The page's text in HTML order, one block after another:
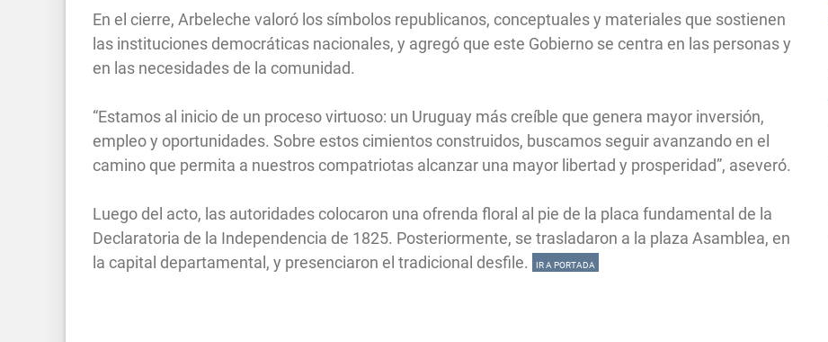
En el cierre, Arbeleche valoró los símbolos republicanos, conceptuales y materiales que sostienen
las instituciones democráticas nacionales, y agregó que este Gobierno se centra en las personas y
en las necesidades de la comunidad.
“Estamos al inicio de un proceso virtuoso: un Uruguay más creíble que genera mayor inversión,
empleo y oportunidades. Sobre estos cimientos construidos, buscamos seguir avanzando en el
camino que permita a nuestros compatriotas alcanzar una mayor libertad y prosperidad”, aseveró.
Luego del acto, las autoridades colocaron una ofrenda floral al pie de la placa fundamental de la
Declaratoria de la Independencia de 1825. Posteriormente, se trasladaron a la plaza Asamblea, en
la capital departamental, y presenciaron el tradicional desfile.
IR A PORTADA